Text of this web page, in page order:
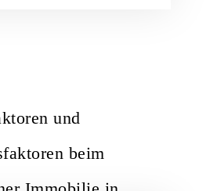
und
beim